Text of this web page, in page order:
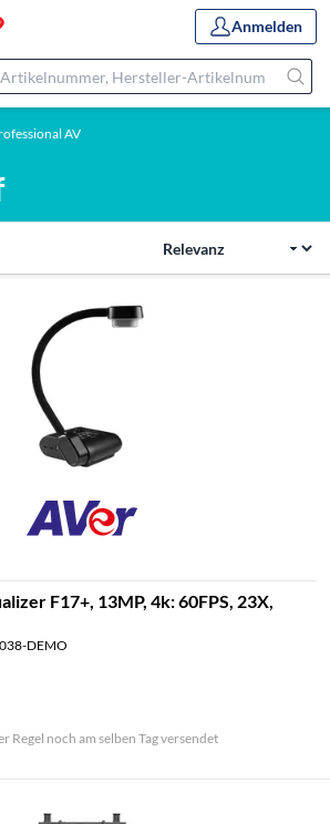
Anmelden
AV
F17+, 13MP, 4k: 60FPS, 23X,
DEMO
Regel noch am selben Tag versendet